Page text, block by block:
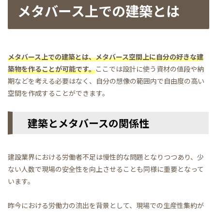
メタバース上での建築とは
メタバース上での建築とは、メタバース空間上に自分の好きな建
築物を作ることが可能です。ここでは設計に使う資材の値段や納
期などを考える必要はなく、自分の想像の範囲内で自由度の高い
空間を作成することができます。
建築とメタバースの関係性
建設業界における労働者不足は慢性的な問題となりつつあり、少
ない人数で現場の安全性を向上させることも同様に重要となって
います。
昨今における労働力の流出を背景として、現場での生産性集約が